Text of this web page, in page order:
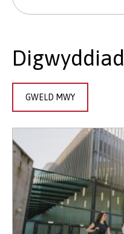
GWELD MWY